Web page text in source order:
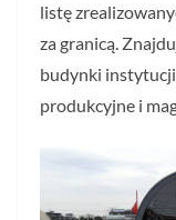
listę
za granicą.
budynki instytucji
produkcyjne i